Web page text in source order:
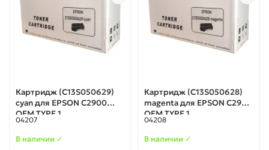
Картридж (C13S050629)
cyan для EPSON C2900
ОЕМ TYPE 1
04207
В наличии ✓
Картридж (C13S050628)
magenta для EPSON C2900
ОЕМ TYPE 1
04208
В наличии ✓